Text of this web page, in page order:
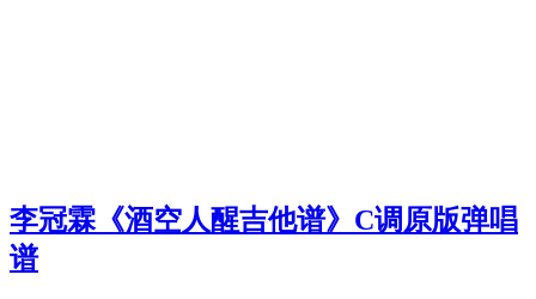
李冠霖《酒空人醒吉他谱》C调原版弹唱
谱